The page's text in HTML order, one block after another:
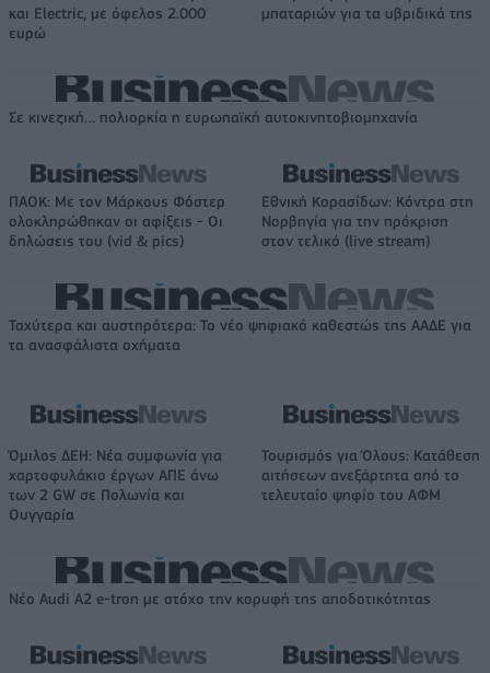
και Electric, με όφελος 2.000
ευρώ
μπαταριών για τα υβριδικά της
Σε κινεζική… πολιορκία η ευρωπαϊκή αυτοκινητοβιομηχανία
ΠΑΟΚ: Με τον Μάρκους Φόστερ
ολοκληρώθηκαν οι αφίξεις - Οι
δηλώσεις του (vid & pics)
Εθνική Κορασίδων: Κόντρα στη
Νορβηγία για την πρόκριση
στον τελικό (live stream)
Ταχύτερα και αυστηρότερα: Το νέο ψηφιακό καθεστώς της ΑΑΔΕ για
τα ανασφάλιστα οχήματα
Όμιλος ΔΕΗ: Νέα συμφωνία για
χαρτοφυλάκιο έργων ΑΠΕ άνω
των 2 GW σε Πολωνία και
Ουγγαρία
Τουρισμός για Όλους: Kατάθεση
αιτήσεων ανεξάρτητα από το
τελευταίο ψηφίο του ΑΦΜ
Νέο Audi A2 e-tron με στόχο την κορυφή της αποδοτικότητας